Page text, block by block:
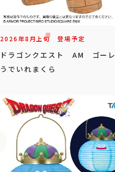
2026年8月上旬 登場予定
ドラゴンクエスト AM ゴー
うでいれまくら